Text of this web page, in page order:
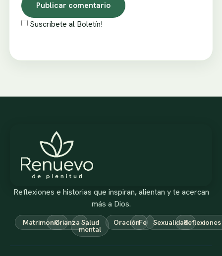
Suscríbete al Boletín!
Reflexiones e historias que inspiran, alientan y te acercan
más a Dios.
MatrimonioCrianza Salud
mental
OraciónFe SexualidadReflexiones